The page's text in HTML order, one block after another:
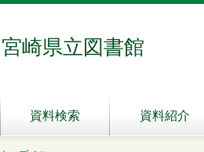
宮崎県立図書館
資料検索 資料紹介